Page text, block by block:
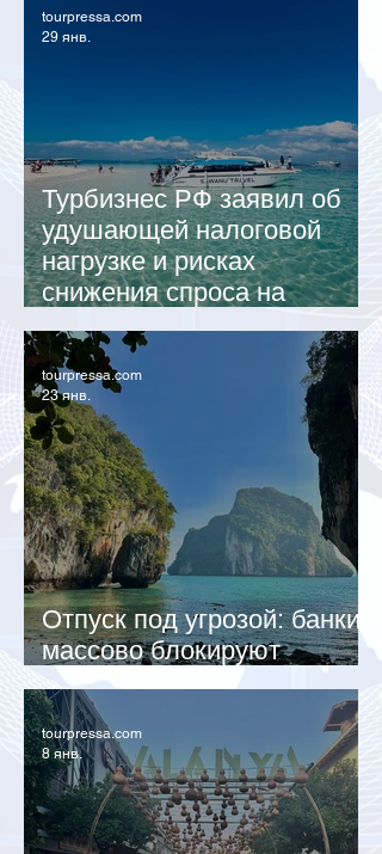
Турбизнес РФ заявил об
удушающей налоговой
нагрузке и рисках
снижения спроса на
внутренний туризм
tourpressa.com
29 янв.
Отпуск под угрозой: банки
массово блокируют
переводы за туры
tourpressa.com
23 янв.
tourpressa.com
8 янв.